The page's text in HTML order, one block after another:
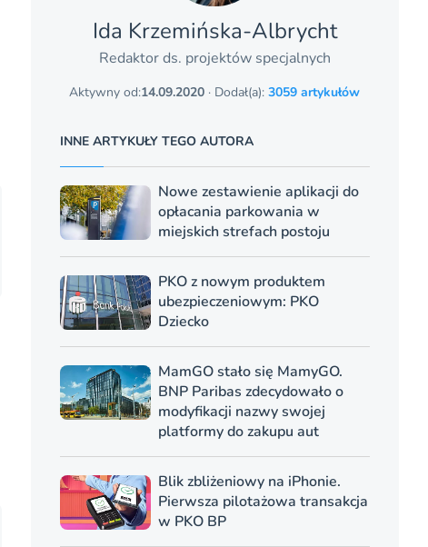
Ida Krzemińska-Albrycht
Redaktor ds. projektów specjalnych
Aktywny od:14.09.2020 · Dodał(a):3059 artykułów
INNE ARTYKUŁY TEGO AUTORA
Nowe zestawienie aplikacji do
opłacania parkowania w
miejskich strefach postoju
PKO z nowym produktem
ubezpieczeniowym: PKO
Dziecko
MamGO stało się MamyGO.
BNP Paribas zdecydowało o
modyfikacji nazwy swojej
platformy do zakupu aut
Blik zbliżeniowy na iPhonie.
Pierwsza pilotażowa transakcja
w PKO BP